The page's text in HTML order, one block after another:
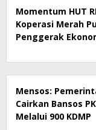
Momentum HUT
Koperasi Merah
Penggerak
Mensos:
Cairkan Bansos
Melalui 900 KDMP